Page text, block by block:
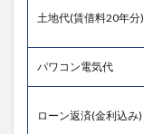
土地代(賃借料20年分)
パワコン電気代
ローン返済(金利込み)